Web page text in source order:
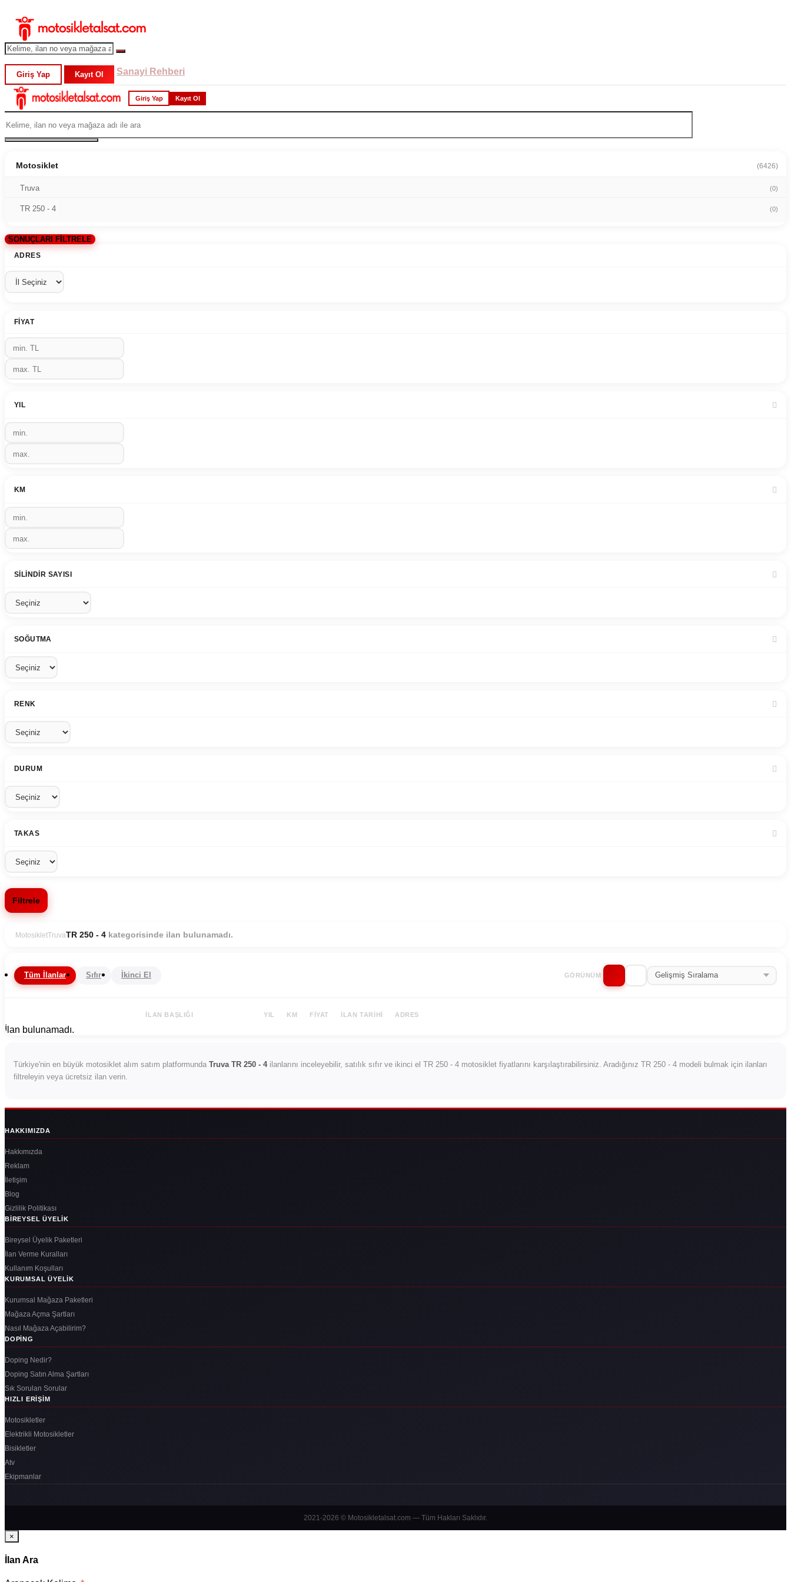
Giriş Yap Kayıt Ol Sanayi Rehberi
Giriş Yap Kayıt Ol
Motosiklet (6426)
Truva (0)
TR 250 - 4 (0)
SONUÇLARI FİLTRELE
ADRES
FIYAT
YIL
KM
SILINDIR SAYISI
SOĞUTMA
RENK
DURUM
TAKAS
Filtrele
MotosikletTruvaTR 250 - 4 kategorisinde ilan bulunamadı.
Tüm İlanlar Sıfır İkinci El GÖRÜNÜM
İLAN BAŞLIĞI YIL KM FIYAT İLAN TARIHI ADRES
İlan bulunamadı.
Türkiye'nin en büyük motosiklet alım satım platformunda Truva TR 250 - 4ilanlarını inceleyebilir, satılık sıfır ve ikinci el TR 250 - 4 motosiklet fiyatlarını karşılaştırabilirsiniz. Aradığınız TR 250 - 4 modeli bulmak için ilanları
filtreleyin veya ücretsiz ilan verin.
HAKKIMIZDA
Hakkımızda
Reklam
İletişim
Blog
Gizlilik Politikası
BIREYSEL ÜYELIK
Bireysel Üyelik Paketleri
İlan Verme Kuralları
Kullanım Koşulları
KURUMSAL ÜYELIK
Kurumsal Mağaza Paketleri
Mağaza Açma Şartları
Nasıl Mağaza Açabilirim?
DOPING
Doping Nedir?
Doping Satın Alma Şartları
Sık Sorulan Sorular
HIZLI ERIŞIM
Motosikletler
Elektrikli Motosikletler
Bisikletler
Atv
Ekipmanlar
2021-2026 © Motosikletalsat.com — Tüm Hakları Saklıdır.
×
İlan Ara